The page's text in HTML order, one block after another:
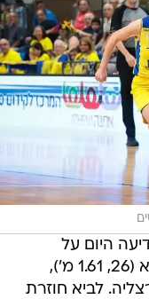
היום על
החתמתה של הגארדית אופיר לביא (26, 1.61 מ'),
לביא חוזרת